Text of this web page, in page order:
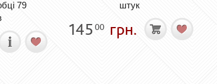
79
штук
145 00 грн.